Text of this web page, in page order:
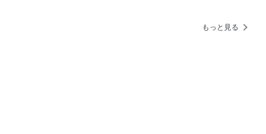
もっと見る